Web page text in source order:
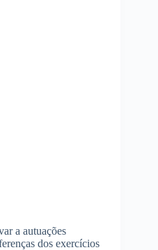
a autuações
dos exercícios